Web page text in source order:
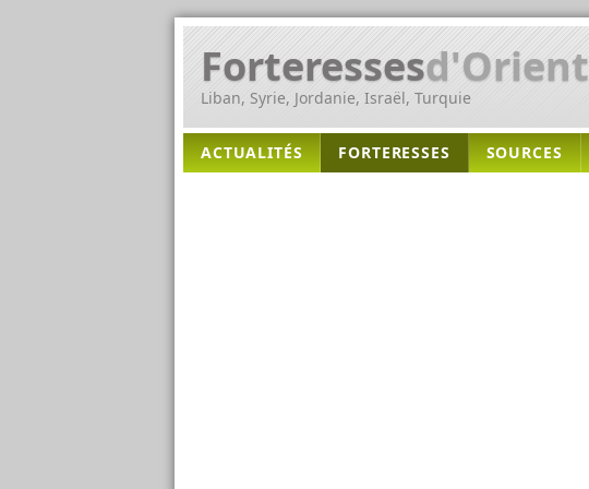
Forteressesd'Orient
Liban, Syrie, Jordanie, Israël, Turquie
ACTUALITÉS FORTERESSES SOURCES